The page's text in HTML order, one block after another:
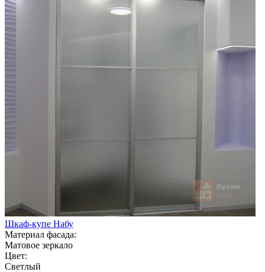
Шкаф-купе Набу
Материал фасада:
Матовое зеркало
Цвет:
Светлый